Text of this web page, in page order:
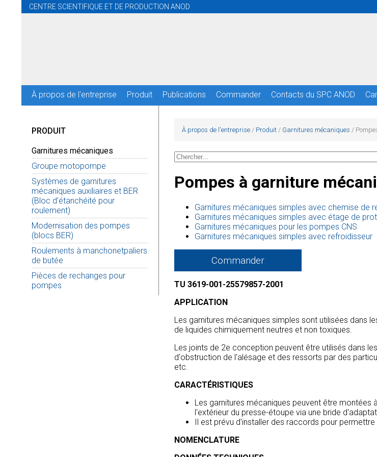
CENTRE SCIENTIFIQUE ET DE PRODUCTION ANOD
À propos de l'entreprise Produit Publications Commander Contacts du SPC ANOD
PRODUIT
Garnitures mécaniques
Groupe motopompe
Systèmes de garnitures
mécaniques auxiliaires et BER
(Bloc d'étanchéité pour
roulement)
Modernisation des pompes
(blocs BER)
Roulements à manchonetpaliers
de butée
Pièces de rechanges pour
pompes
À propos de l'entreprise / Produit / Garnitures mécaniques /
Pompes à garniture
Garnitures mécaniques simples avec chemise de
Garnitures mécaniques simples avec étage de
Garnitures mécaniques pour les pompes CNS
Garnitures mécaniques simples avec refroidisseur
Commander
TU 3619-001-25579857-2001
APPLICATION
Les garnitures mécaniques simples sont utilisées dans
de liquides chimiquement neutres et non toxiques.
Les joints de 2e conception peuvent être utilisés dans
d'obstruction de l'alésage et des ressorts par des
etc.
CARACTÉRISTIQUES
Les garnitures mécaniques peuvent être montées
l'extérieur du presse-étoupe via une bride
Il est prévu d'installer des raccords pour
NOMENCLATURE